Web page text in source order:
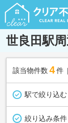
世良田駅
該当物件数 4件
駅で絞り込む
絞り込み条件